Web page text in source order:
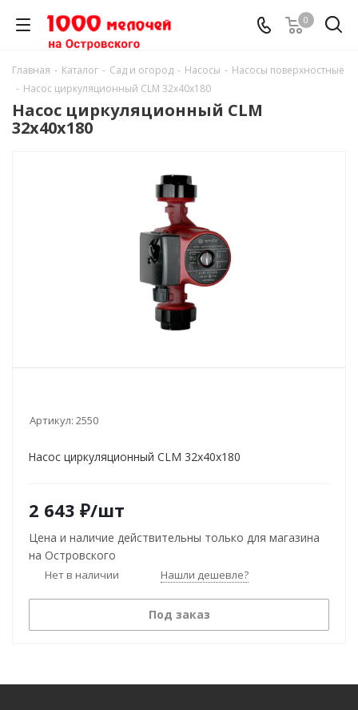
0
Главная - Каталог - Сад и огород - Насосы - Насосы поверхностные
- Насос циркуляционный CLM 32х40х180
Насос циркуляционный CLM
32х40х180
Артикул: 2550
Насос циркуляционный CLM 32х40х180
2 643 ₽/шт
Цена и наличие действительны только для магазина
на Островского
Нет в наличии Нашли дешевле?
Под заказ